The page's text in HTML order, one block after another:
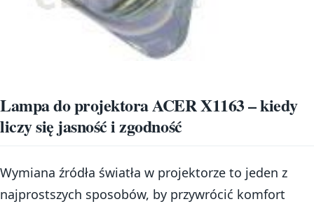
Lampa do projektora ACER X1163 – kiedy
liczy się jasność i zgodność
Wymiana źródła światła w projektorze to jeden z
najprostszych sposobów, by przywrócić komfort